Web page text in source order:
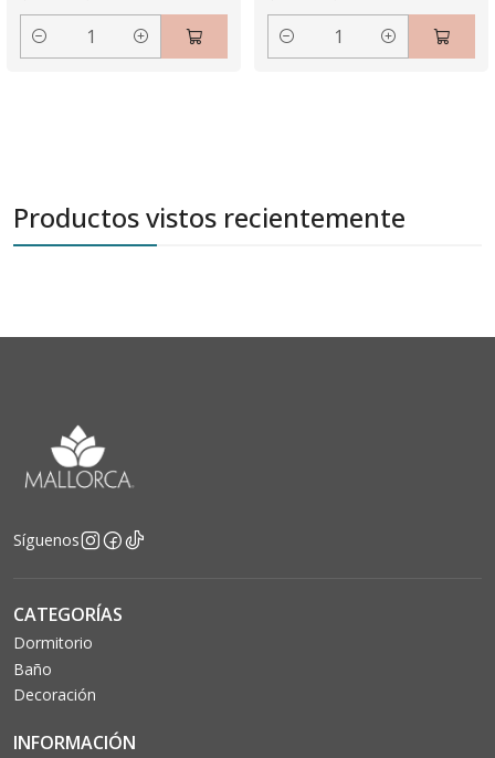
Cantidad Cantidad
Productos vistos recientemente
Síguenos
CATEGORÍAS
Dormitorio
Baño
Decoración
INFORMACIÓN